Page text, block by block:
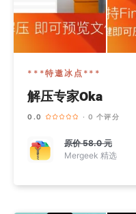
***特邀冰点***
解压专家Oka
0.0 · 0 个评分
原价58.0 元
Mergeek 精选